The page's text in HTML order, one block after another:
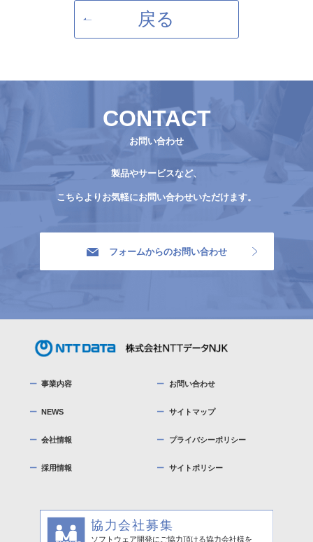
戻る
CONTACT
お問い合わせ
製品やサービスなど、
こちらよりお気軽にお問い合わせいただけます。
フォームからのお問い合わせ
事業内容
NEWS
会社情報
採用情報
お問い合わせ
サイトマップ
プライバシーポリシー
サイトポリシー